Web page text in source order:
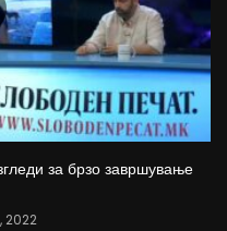
за брзо завршување
2022